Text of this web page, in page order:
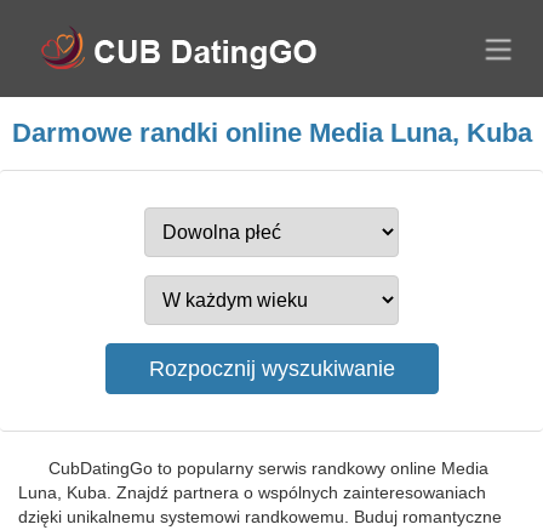
Darmowe randki online Media Luna, Kuba
CubDatingGo to popularny serwis randkowy online Media
Luna, Kuba. Znajdź partnera o wspólnych zainteresowaniach
dzięki unikalnemu systemowi randkowemu. Buduj romantyczne